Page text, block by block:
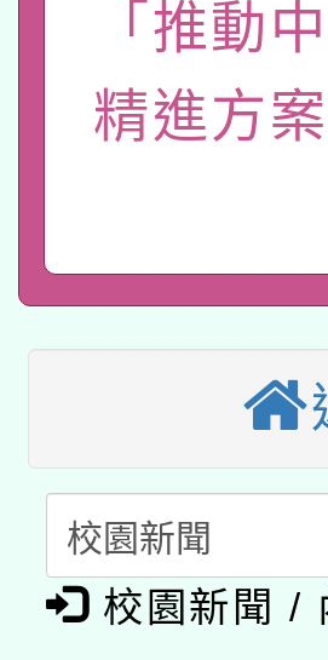
薪期間赴
轉知經濟
業技術研究
用水績優
115年8月
桃園市孔
2026年桃
本校115學
招甄選結果
適應運動共
本館辦理
暨閱讀推動
科技賦能─
礎課程
A3數位素
「數位內容
pilot」
有關大陸
「推動
精進方
校園新聞 /